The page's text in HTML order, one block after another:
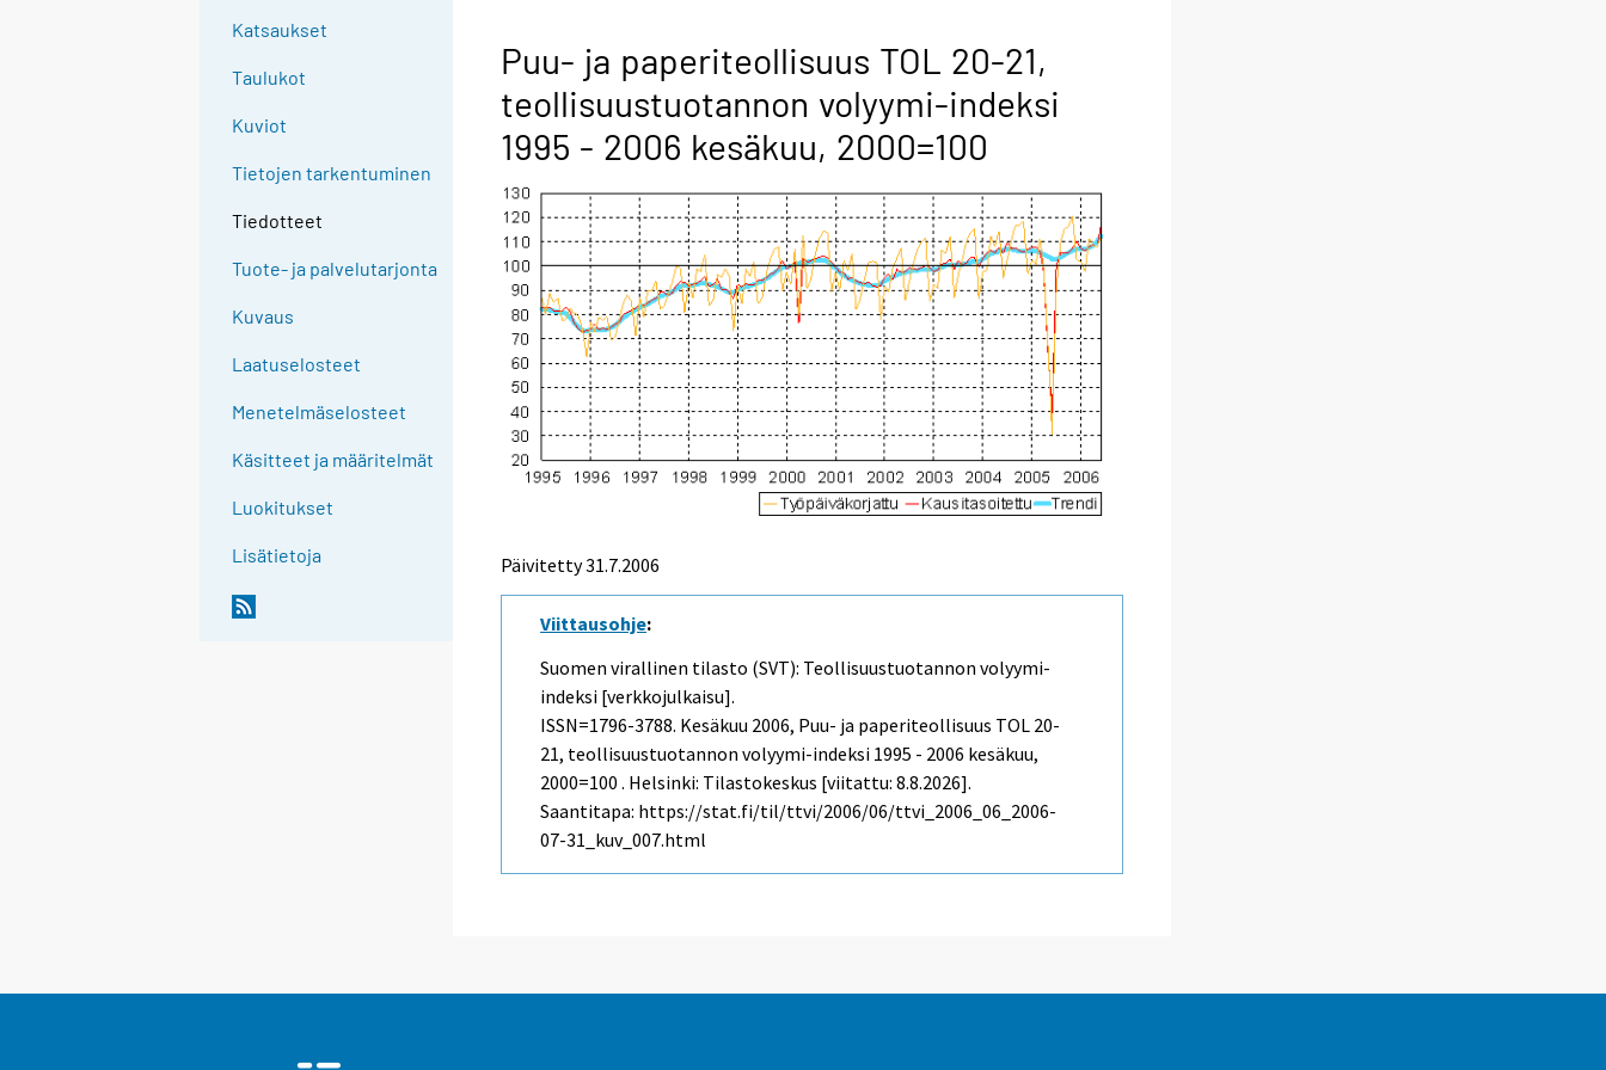
Katsaukset
Taulukot
Kuviot
Tietojen tarkentuminen
Tiedotteet
Tuote- ja palvelutarjonta
Kuvaus
Laatuselosteet
Menetelmäselosteet
Käsitteet ja määritelmät
Luokitukset
Lisätietoja
Puu- ja paperiteollisuus TOL 20-21,
teollisuustuotannon volyymi-indeksi
1995 - 2006 kesäkuu, 2000=100
Päivitetty31.7.2006
Viittausohje:
Suomen virallinen tilasto (SVT): Teollisuustuotannon volyymi-
indeksi [verkkojulkaisu].
ISSN=1796-3788. Kesäkuu 2006, Puu- ja paperiteollisuus TOL 20-
21, teollisuustuotannon volyymi-indeksi 1995 - 2006 kesäkuu,
2000=100 . Helsinki: Tilastokeskus [viitattu: 8.8.2026].
Saantitapa: https://stat.fi/til/ttvi/2006/06/ttvi_2006_06_2006-
07-31_kuv_007.html